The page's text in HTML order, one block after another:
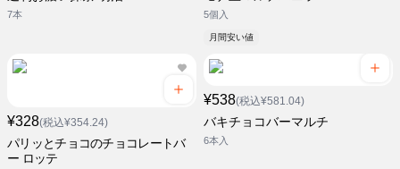
7本 5個入
月間安い値
¥328(税込¥354.24)
パリッとチョコのチョコレートバ
ー ロッテ
¥538(税込¥581.04)
バキチョコバーマルチ
6本入